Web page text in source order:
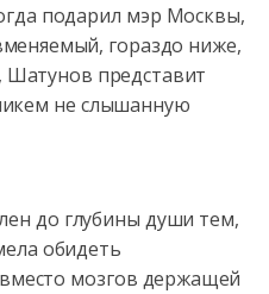
подарил мэр Москвы,
гораздо ниже,
представит
не слышанную
до глубины души тем,
обидеть
мозгов держащей